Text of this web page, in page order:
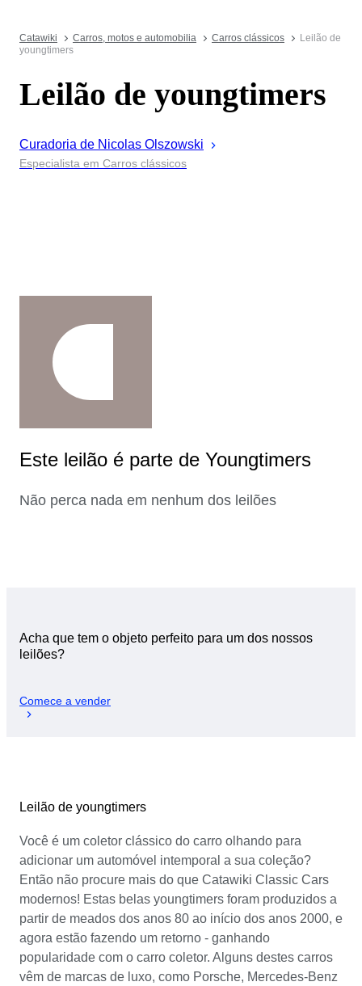
Catawiki Carros, motos e automobilia Carros clássicos
Leilão de
youngtimers
Leilão de youngtimers
Curadoria de Nicolas Olszowski
Especialista em Carros clássicos
Este leilão é parte de Youngtimers
Não perca nada em nenhum dos leilões
Acha que tem o objeto perfeito para um dos nossos
leilões?
Comece a vender
Leilão de youngtimers
Você é um coletor clássico do carro olhando para
adicionar um automóvel intemporal a sua coleção?
Então não procure mais do que Catawiki Classic Cars
modernos! Estas belas youngtimers foram produzidos a
partir de meados dos anos 80 ao início dos anos 2000, e
agora estão fazendo um retorno - ganhando
popularidade com o carro coletor. Alguns destes carros
vêm de marcas de luxo, como Porsche, Mercedes-Benz